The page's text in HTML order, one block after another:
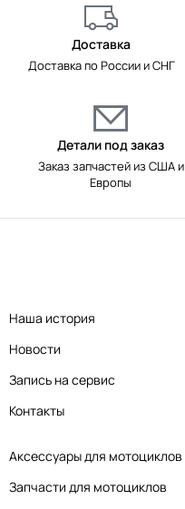
Доставка
Доставка по России и СНГ
Детали под заказ
Заказ запчастей из США и
Европы
Аксессуары для мотоциклов
Запчасти для мотоциклов
Наша история
Новости
Запись на сервис
Контакты